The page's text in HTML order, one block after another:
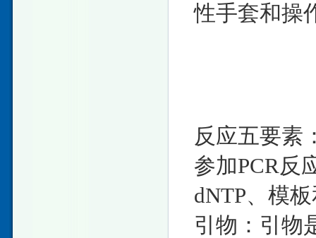
性手套和操
反应五要素
参加PCR反
dNTP、模
引物：引物